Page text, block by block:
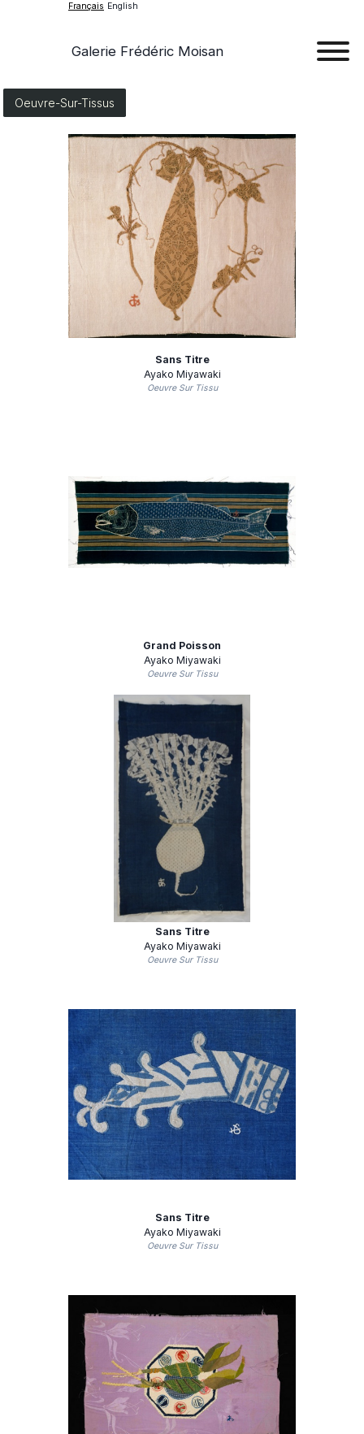
Français English
Galerie Frédéric Moisan
Oeuvre-Sur-Tissus
Sans Titre
Ayako Miyawaki
Oeuvre Sur Tissu
Grand Poisson
Ayako Miyawaki
Oeuvre Sur Tissu
Sans Titre
Ayako Miyawaki
Oeuvre Sur Tissu
Sans Titre
Ayako Miyawaki
Oeuvre Sur Tissu